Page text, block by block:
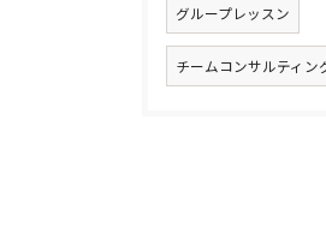
グループレッスン
チームコンサルティン